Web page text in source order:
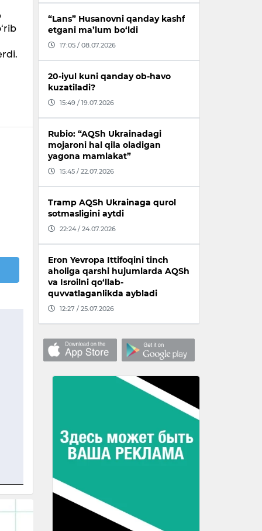
“Lans” Husanovni qanday kashf
etgani ma’lum bo‘ldi
17:05 / 08.07.2026
20-iyul kuni qanday ob-havo
kuzatiladi?
15:49 / 19.07.2026
Rubio: “AQSh Ukrainadagi
mojaroni hal qila oladigan
yagona mamlakat”
15:45 / 22.07.2026
Tramp AQSh Ukrainaga qurol
sotmasligini aytdi
22:24 / 24.07.2026
Eron Yevropa Ittifoqini tinch
aholiga qarshi hujumlarda AQSh
va Isroilni qo‘llab-
quvvatlaganlikda aybladi
12:27 / 25.07.2026